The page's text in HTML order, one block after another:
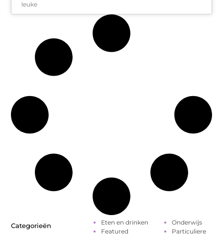
leuke
Categorieën
Eten en drinken
Featured
Onderwijs
Particuliere